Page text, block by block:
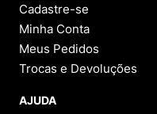
Cadastre-se
Minha Conta
Meus Pedidos
Trocas e Devoluções
AJUDA